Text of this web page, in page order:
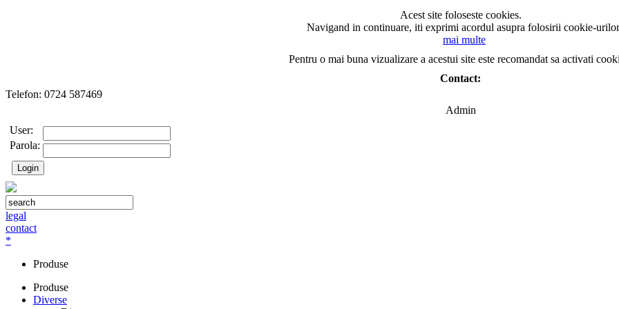
Acest site foloseste cookies.
Navigand in continuare, iti exprimi acordul asupra folosirii cookie-
mai multe
Pentru o mai buna vizualizare a acestui site este recomandat sa activati
Contact:
Telefon: 0724 587469
Admin
User:
Parola:
legal
contact
*
Produse
Produse
Diverse